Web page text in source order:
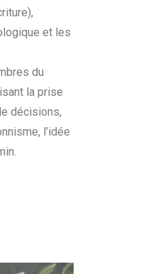
et les
du
la prise
décisions,
l’idée